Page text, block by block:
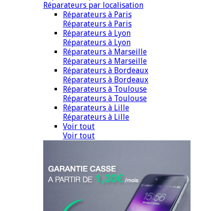
Réparateurs par localisation
Réparateurs à Paris
Réparateurs à Paris
Réparateurs à Lyon
Réparateurs à Lyon
Réparateurs à Marseille
Réparateurs à Marseille
Réparateurs à Bordeaux
Réparateurs à Bordeaux
Réparateurs à Toulouse
Réparateurs à Toulouse
Réparateurs à Lille
Réparateurs à Lille
Voir tout
Voir tout